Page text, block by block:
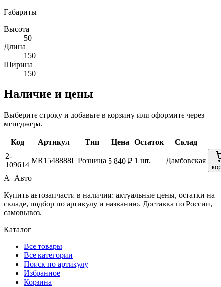
Габариты
Высота
50
Длина
150
Ширина
150
Наличие и цены
Выберите строку и добавьте в корзину или оформите через
менеджера.
Код Артикул Тип Цена Остаток
Склад
2-
109614
MR1548888L Розница 5 840 ₽ 1 шт. Дамбовская
А+Авто+
Купить автозапчасти в наличии: актуальные цены, остатки на
складе, подбор по артикулу и названию. Доставка по России,
самовывоз.
Каталог
Все товары
Все категории
Поиск по артикулу
Избранное
Корзина